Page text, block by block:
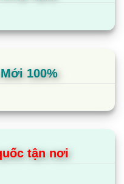
100%
tận nơi